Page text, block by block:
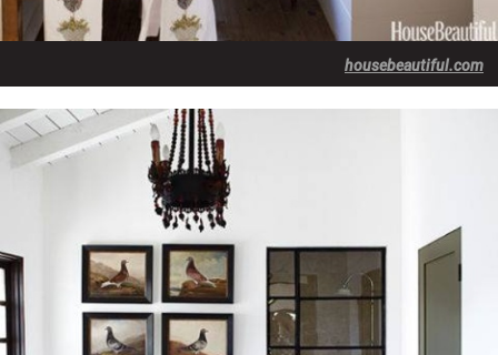
housebeautiful.com